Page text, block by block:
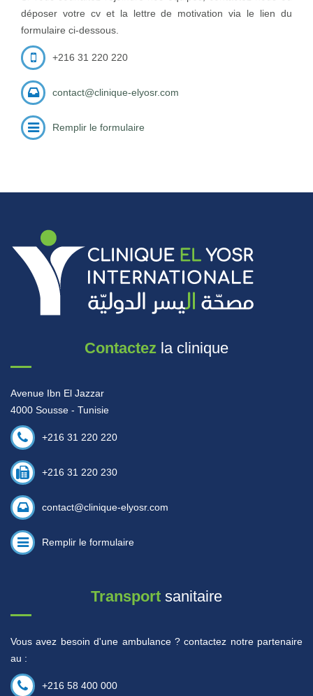
déposer votre cv et la lettre de motivation via le lien du
formulaire ci-dessous.
+216 31 220 220
contact@clinique-elyosr.com
Remplir le formulaire
Contactez la clinique
Avenue Ibn El Jazzar
4000 Sousse - Tunisie
+216 31 220 220
+216 31 220 230
contact@clinique-elyosr.com
Remplir le formulaire
Transport sanitaire
Vous avez besoin d'une ambulance ? contactez notre partenaire
au :
+216 58 400 000